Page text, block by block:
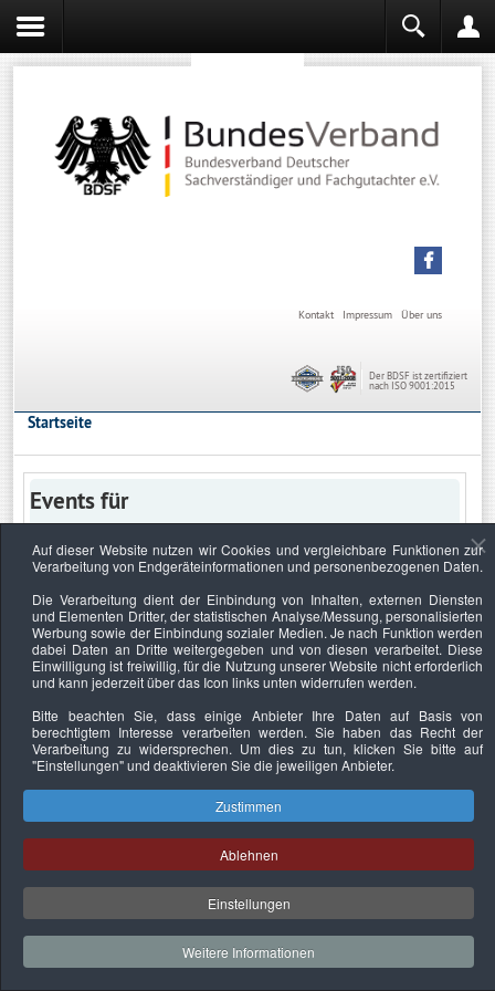
Über uns
Impressum
Kontakt
Der BDSF ist zertifiziert
nach ISO 9001:2015
Startseite
Events für
Keine Termine
Datenschutzerklärung Urheberrechtsnachweise Nachhaltigkeit
Copyright © 2026. Bundesverband Deutscher
Sachverständiger und Fachgutachter e.V..
Auf dieser Website nutzen wir Cookies und vergleichbare Funktionen zur
Verarbeitung von Endgeräteinformationen und personenbezogenen Daten.
Die Verarbeitung dient der Einbindung von Inhalten, externen Diensten
und Elementen Dritter, der statistischen Analyse/Messung, personalisierten
Werbung sowie der Einbindung sozialer Medien. Je nach Funktion werden
dabei Daten an Dritte weitergegeben und von diesen verarbeitet. Diese
Einwilligung ist freiwillig, für die Nutzung unserer Website nicht erforderlich
und kann jederzeit über das Icon links unten widerrufen werden.
Bitte beachten Sie, dass einige Anbieter Ihre Daten auf Basis von
berechtigtem Interesse verarbeiten werden. Sie haben das Recht der
Verarbeitung zu widersprechen. Um dies zu tun, klicken Sie bitte auf
"Einstellungen"und deaktivieren Sie die jeweiligen Anbieter.
Zustimmen
Ablehnen
Einstellungen
Weitere Informationen